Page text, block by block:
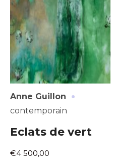
Anne Guillon ·
contemporain
Eclats de vert
€4 500,00